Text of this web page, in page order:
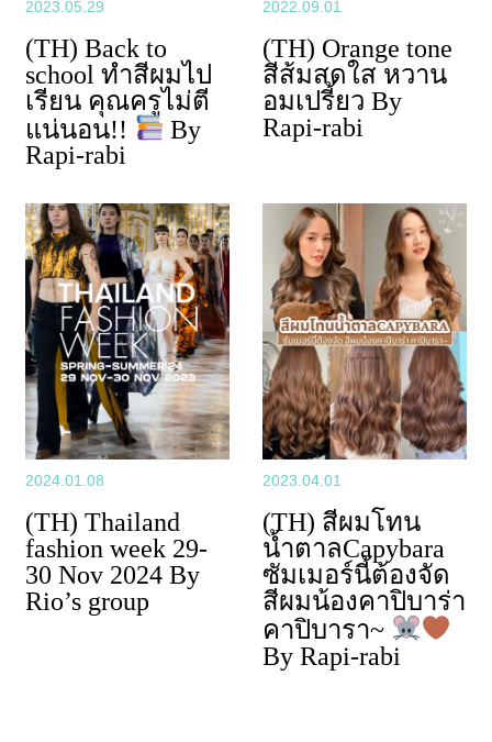
2023.05.29
(TH) Back to
school ทำสีผมไป
เรียน คุณครูไม่ตี
แน่นอน!!
By
Rapi-rabi
2022.09.01
(TH) Orange tone
สีส้มสดใส หวาน
อมเปรี้ยว By
Rapi-rabi
2024.01.08
(TH) Thailand
fashion week 29-
30 Nov 2024 By
Rio’s group
2023.04.01
(TH) สีผมโทน
น้ำตาลCapybara
ซัมเมอร์นี้ต้องจัด
สีผมน้องคาปิบาร่า
คาปิบารา~
By Rapi-rabi